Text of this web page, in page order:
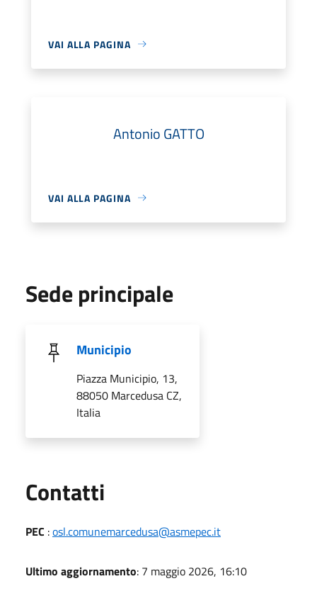
VAI ALLA PAGINA
Antonio GATTO
VAI ALLA PAGINA
Sede principale
Municipio
Piazza Municipio, 13,
88050 Marcedusa CZ,
Italia
Contatti
PEC :osl.comunemarcedusa@asmepec.it
Ultimo aggiornamento: 7 maggio 2026, 16:10